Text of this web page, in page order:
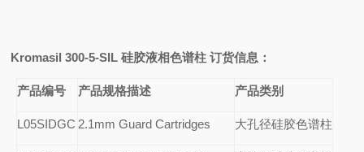
Kromasil 300-5-SIL硅胶液相色谱柱 订货信息：
产品编号 产品规格描述 产品类别
L05SIDGC 2.1mm Guard Cartridges 大孔径硅胶色谱柱